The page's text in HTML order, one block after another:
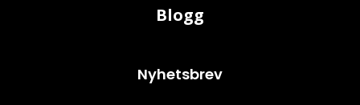
Blogg
Nyhetsbrev